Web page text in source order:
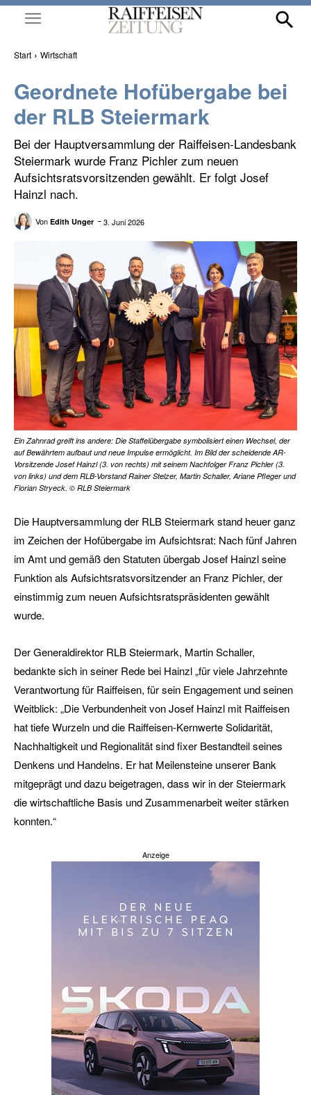
Start Wirtschaft
Geordnete Hofübergabe bei
der RLB Steiermark
Bei der Hauptversammlung der Raiffeisen-Landesbank
Steiermark wurde Franz Pichler zum neuen
Aufsichtsratsvorsitzenden gewählt. Er folgt Josef
Hainzl nach.
Von Edith Unger 3. Juni 2026
Ein Zahnrad greift ins andere: Die Staffelübergabe symbolisiert einen Wechsel, der
auf Bewährtem aufbaut und neue Impulse ermöglicht. Im Bild der scheidende AR-
Vorsitzende Josef Hainzl (3. von rechts) mit seinem Nachfolger Franz Pichler (3.
von links) und dem RLB-Vorstand Rainer Stelzer, Martin Schaller, Ariane Pfleger und
Florian Stryeck. © RLB Steiermark
Die Hauptversammlung der RLB Steiermark stand heuer ganz
im Zeichen der Hofübergabe im Aufsichtsrat: Nach fünf Jahren
im Amt und gemäß den Statuten übergab Josef Hainzl seine
Funktion als Aufsichtsratsvorsitzender an Franz Pichler, der
einstimmig zum neuen Aufsichtsratspräsidenten gewählt
wurde.
Der Generaldirektor RLB Steiermark, Martin Schaller,
bedankte sich in seiner Rede bei Hainzl „für viele Jahrzehnte
Verantwortung für Raiffeisen, für sein Engagement und seinen
Weitblick: „Die Verbundenheit von Josef Hainzl mit Raiffeisen
hat tiefe Wurzeln und die Raiffeisen-Kernwerte Solidarität,
Nachhaltigkeit und Regionalität sind fixer Bestandteil seines
Denkens und Handelns. Er hat Meilensteine unserer Bank
mitgeprägt und dazu beigetragen, dass wir in der Steiermark
die wirtschaftliche Basis und Zusammenarbeit weiter stärken
konnten.“
Anzeige